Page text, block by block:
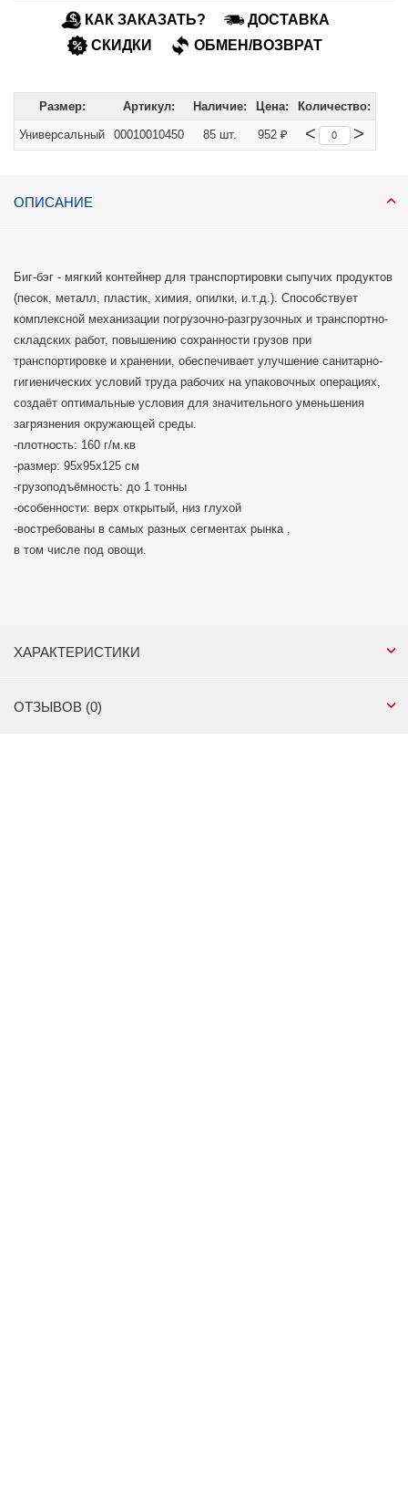
КАК ЗАКАЗАТЬ?
ДОСТАВКА
СКИДКИ
ОБМЕН/ВОЗВРАТ
Размер: Артикул: Наличие: Цена: Количество:
Универсальный 00010010450 85 шт. 952 ₽ < >
ОПИСАНИЕ
Биг-бэг - мягкий контейнер для транспортировки сыпучих продуктов
(песок, металл, пластик, химия, опилки, и.т.д.). Способствует
комплексной механизации погрузочно-разгрузочных и транспортно-
складских работ, повышению сохранности грузов при
транспортировке и хранении, обеспечивает улучшение санитарно-
гигиенических условий труда рабочих на упаковочных операциях,
создаёт оптимальные условия для значительного уменьшения
загрязнения окружающей среды.
-плотность: 160 г/м.кв
-размер: 95х95х125 см
-грузоподъёмность: до 1 тонны
-особенности: верх открытый, низ глухой
-востребованы в самых разных сегментах рынка ,
в том числе под овощи.
ХАРАКТЕРИСТИКИ
ОТЗЫВОВ (0)